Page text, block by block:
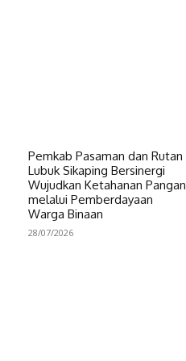
Pemkab Pasaman dan Rutan
Lubuk Sikaping Bersinergi
Wujudkan Ketahanan Pangan
melalui Pemberdayaan
Warga Binaan
28/07/2026